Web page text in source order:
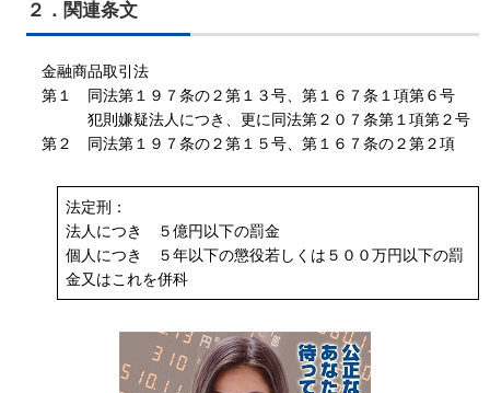
２．関連条文
金融商品取引法
第１ 同法第１９７条の２第１３号、第１６７条１項第６号
犯則嫌疑法人につき、更に同法第２０７条第１項第２号
第２ 同法第１９７条の２第１５号、第１６７条の２第２項
法定刑：
法人につき ５億円以下の罰金
個人につき ５年以下の懲役若しくは５００万円以下の罰
金又はこれを併科